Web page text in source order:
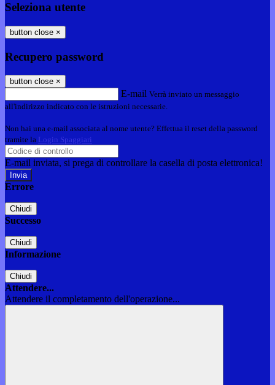
Seleziona utente
button close ×
Recupero password
button close ×
E-mail Verrà inviato un messaggio
all'indirizzo indicato con le istruzioni necessarie.
Non hai una e-mail associata al nome utente? Effettua il reset della password
tramite la Login Spaggiari
E-mail inviata, si prega di controllare la casella di posta elettronica!
Errore
Chiudi
Successo
Chiudi
Informazione
Chiudi
Attendere...
Attendere il completamento dell'operazione...